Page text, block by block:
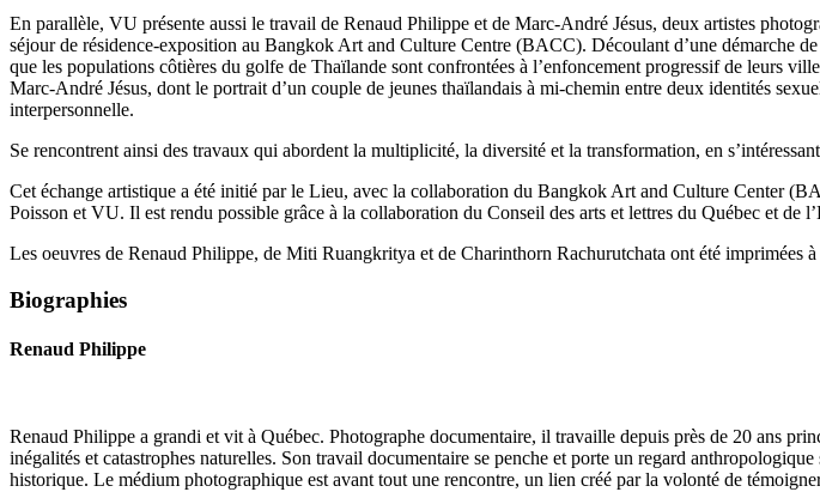
En parallèle, VU présente aussi le travail de Renaud Philippe et de Marc-André Jésus, deux artistes
séjour de résidence-exposition au Bangkok Art and Culture Centre (BACC). Découlant d’une démarche
que les populations côtières du golfe de Thaïlande sont confrontées à l’enfoncement progressif de leurs
Marc-André Jésus, dont le portrait d’un couple de jeunes thaïlandais à mi-chemin entre deux identités
interpersonnelle.
Se rencontrent ainsi des travaux qui abordent la multiplicité, la diversité et la transformation, en
Cet échange artistique a été initié par le Lieu, avec la collaboration du Bangkok Art and Culture Center
Poisson et VU. Il est rendu possible grâce à la collaboration du Conseil des arts et lettres du Québec et de
Les oeuvres de Renaud Philippe, de Miti Ruangkritya et de Charinthorn Rachurutchata ont été imprimées
Biographies
Renaud Philippe
Renaud Philippe a grandi et vit à Québec. Photographe documentaire, il travaille depuis près de 20 ans
inégalités et catastrophes naturelles. Son travail documentaire se penche et porte un regard
historique. Le médium photographique est avant tout une rencontre, un lien créé par la volonté de